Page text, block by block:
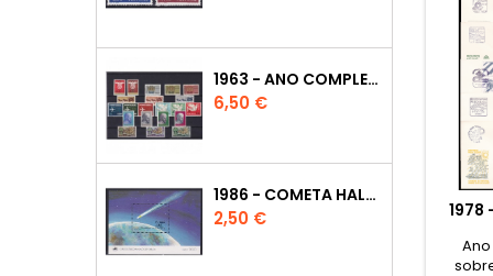
1963 - ANO COMPLETO
Preço
6,50 €
1986 - COMETA HALLEY
Preço
2,50 € 1978